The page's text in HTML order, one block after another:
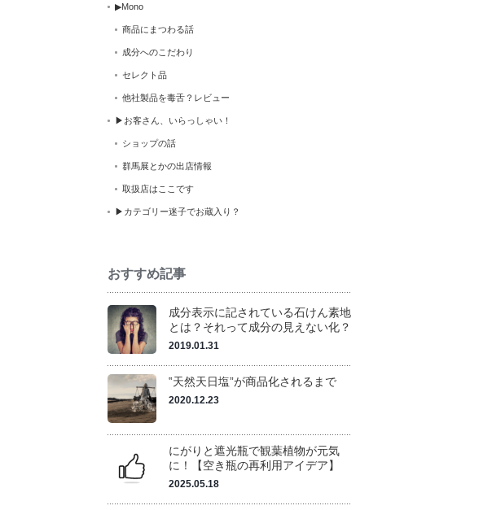
▶Mono
商品にまつわる話
成分へのこだわり
セレクト品
他社製品を毒舌？レビュー
▶お客さん、いらっしゃい！
ショップの話
群馬展とかの出店情報
取扱店はここです
▶カテゴリー迷子でお蔵入り？
おすすめ記事
成分表示に記されている石けん素地
とは？それって成分の見えない化？
2019.01.31
‟天然天日塩”が商品化されるまで
2020.12.23
にがりと遮光瓶で観葉植物が元気
に！【空き瓶の再利用アイデア】
2025.05.18